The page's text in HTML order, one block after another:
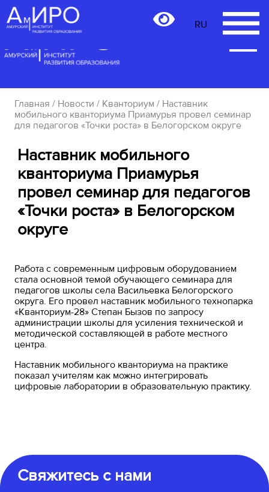
RU
Главная / Новости / Кванториум / Наставник
мобильного кванториума Приамурья провел семинар
для педагогов «Точки роста» в Белогорском округе
Наставник мобильного
кванториума Приамурья
провел семинар для педагогов
«Точки роста» в Белогорском
округе
Работа с современным цифровым оборудованием
стала основной темой обучающего семинара для
педагогов школы села Васильевка Белогорского
округа. Его провел наставник мобильного технопарка
«Кванториум-28» Степан Бызов по запросу
администрации школы для усиления технической и
методической составляющей в работе местного
центра.
Наставник мобильного кванториума на практике
показал учителям как можно интегрировать
цифровые лаборатории в образовательную практику.
Свяжитесь с нами